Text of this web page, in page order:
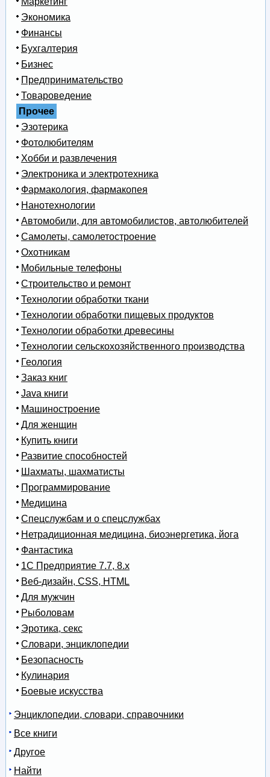
Экономика
Финансы
Бухгалтерия
Бизнес
Предпринимательство
Товароведение
Прочее
Эзотерика
Фотолюбителям
Хобби и развлечения
Электроника и электротехника
Фармакология, фармакопея
Нанотехнологии
Автомобили, для автомобилистов, автолюбителей
Самолеты, самолетостроение
Охотникам
Мобильные телефоны
Строительство и ремонт
Технологии обработки ткани
Технологии обработки пищевых продуктов
Технологии обработки древесины
Технологии сельскохозяйственного производства
Геология
Заказ книг
Java книги
Машиностроение
Для женщин
Купить книги
Развитие способностей
Шахматы, шахматисты
Программирование
Медицина
Спецслужбам и о спецслужбах
Нетрадиционная медицина, биоэнергетика, йога
Фантастика
1С Предприятие 7.7, 8.x
Веб-дизайн, CSS, HTML
Для мужчин
Рыболовам
Эротика, секс
Словари, энциклопедии
Безопасность
Кулинария
Боевые искусства
Энциклопедии, словари, справочники
Все книги
Другое
Найти